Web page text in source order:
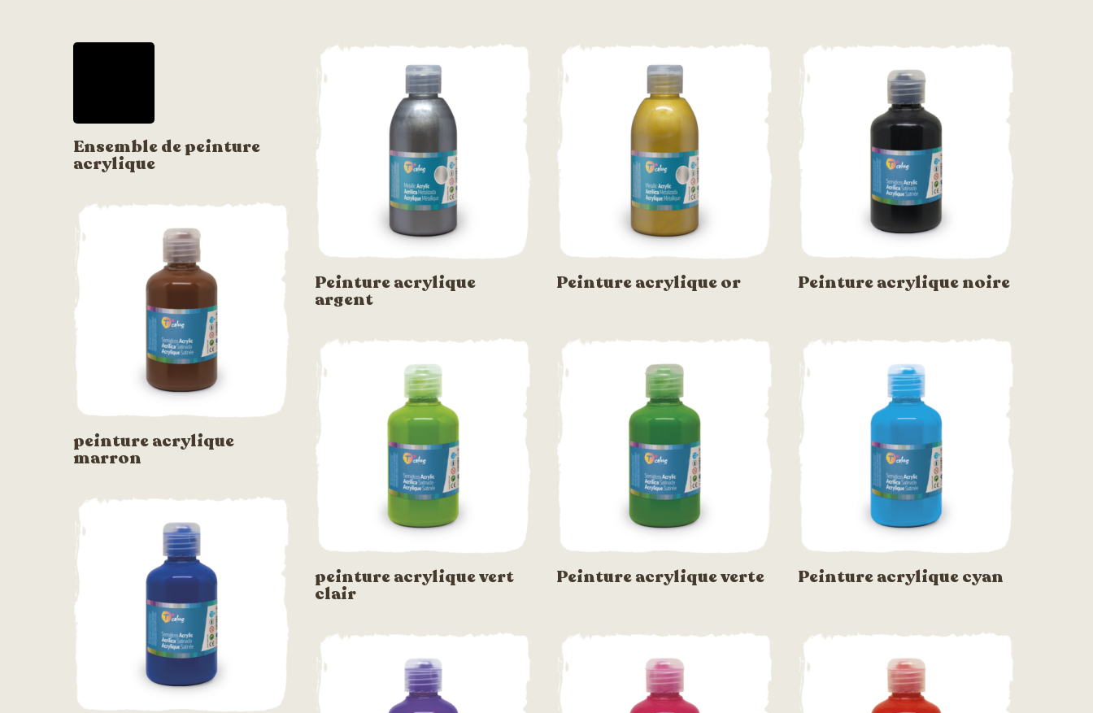
Ensemble de peinture
acrylique
Peinture acrylique
argent
Peinture acrylique or Peinture acrylique noire
peinture acrylique
marron
peinture acrylique vert
clair
Peinture acrylique verte Peinture acrylique cyan